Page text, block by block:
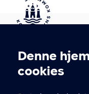
Denne
cookies
Kontakt
T